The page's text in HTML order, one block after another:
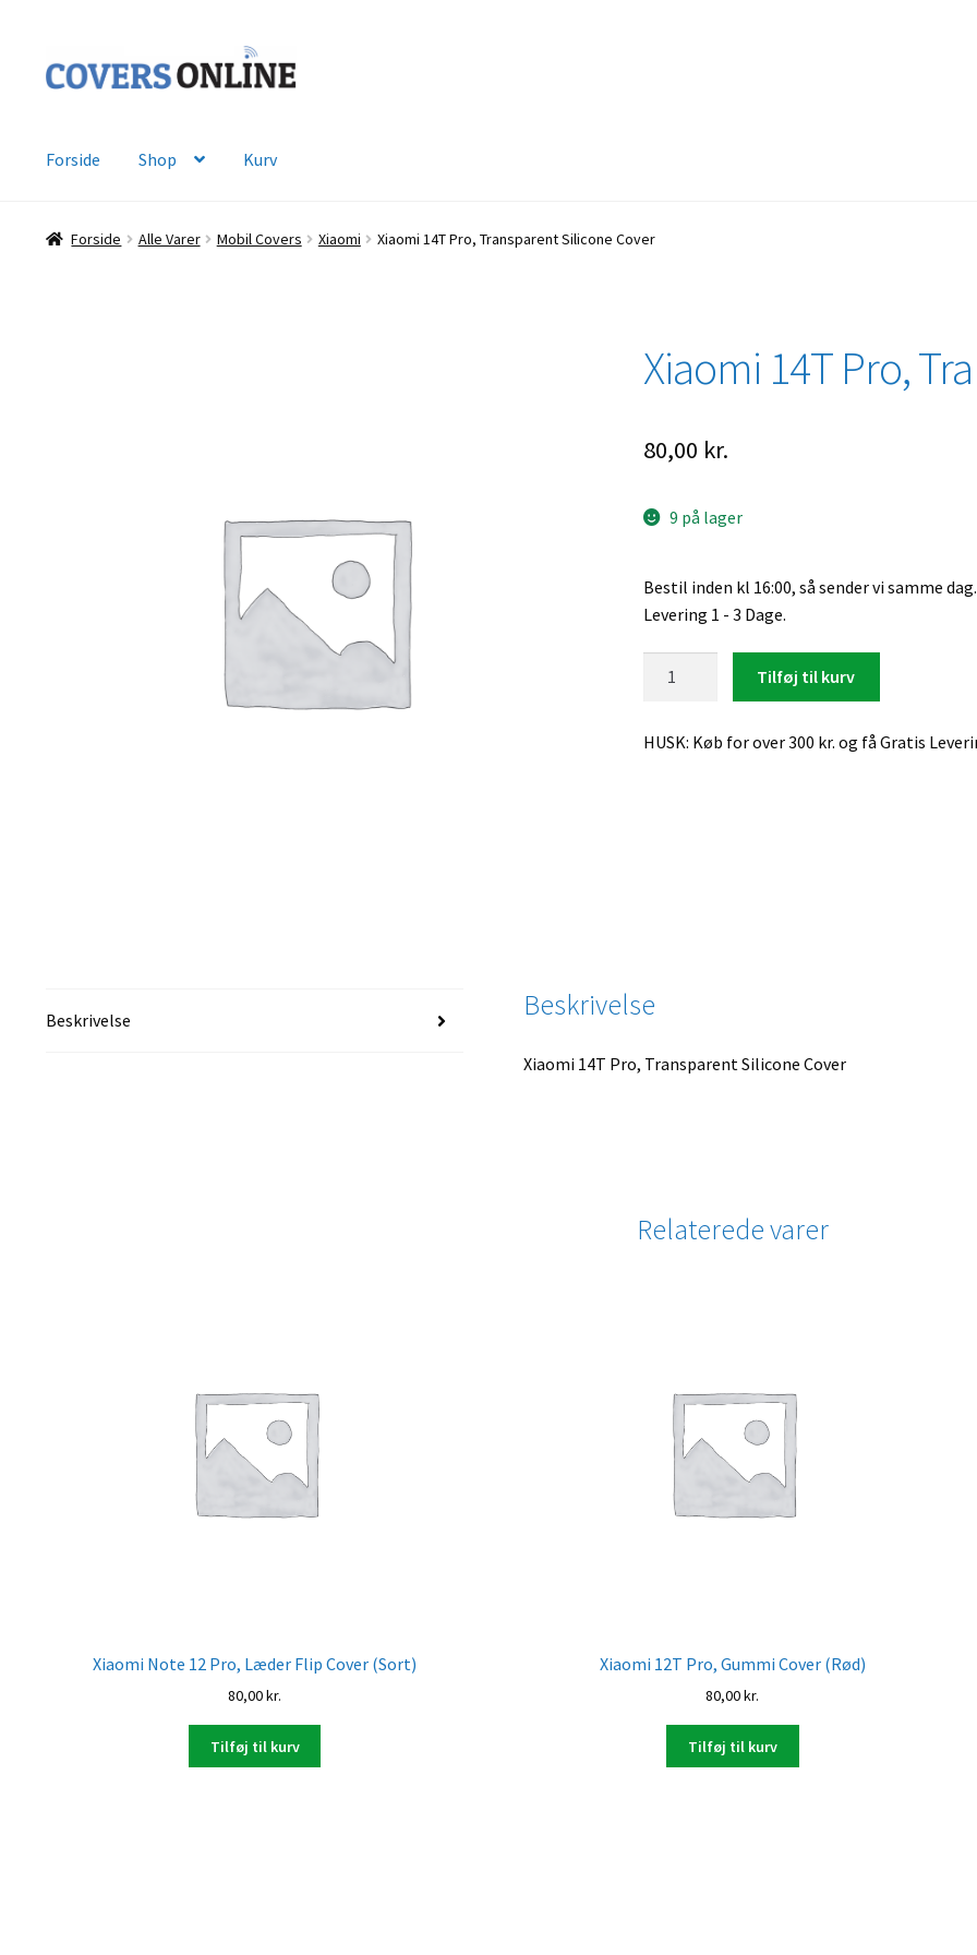
til
til
Forside Shop Kurv
Forside Alle Varer Mobil Covers Xiaomi Xiaomi 14T Pro, Transparent Silicone Cover
Xiaomi 14T Pro,
80,00 kr.
9 på lager
Bestil inden kl 16:00, så sender vi samme dag.
Levering 1 - 3 Dage.
Transparent
Tilføj til kurv
HUSK: Køb for over 300 kr. og få Gratis
Beskrivelse Beskrivelse
Xiaomi 14T Pro, Transparent Silicone Cover
Relaterede varer
Xiaomi Note 12 Pro, Læder Flip Cover (Sort)
80,00kr.
Tilføj til kurv
Xiaomi 12T Pro, Gummi Cover (Rød)
80,00kr.
Tilføj til kurv